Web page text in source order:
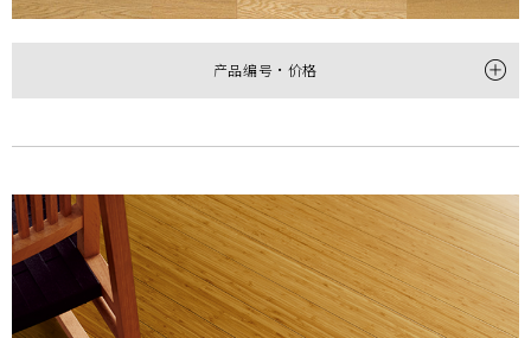
产品编号・价格
尺寸(厚×宽×长㎜)
每梱包装数
价格(不含税)
12×145×1,818
12枚(約1坪＝3.16㎡)装
￥41,000/梱(￥12,980/㎡)
12×303×1,818
6枚(1坪＝3.3㎡)装
￥36,000/梱(￥10,910/